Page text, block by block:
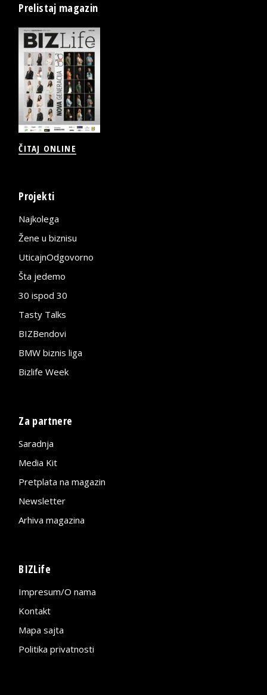
Prelistaj magazin
ČITAJ ONLINE
Projekti
Najkolega
Žene u biznisu
UticajnOdgovorno
Šta jedemo
30 ispod 30
Tasty Talks
BIZBendovi
BMW biznis liga
Bizlife Week
Za partnere
Saradnja
Media Kit
Pretplata na magazin
Newsletter
Arhiva magazina
BIZLife
Impresum/O nama
Kontakt
Mapa sajta
Politika privatnosti